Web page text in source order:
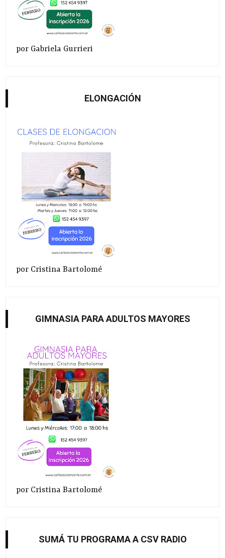
por Gabriela Gurrieri
ELONGACIÓN
por Cristina Bartolomé
GIMNASIA PARA ADULTOS MAYORES
por Cristina Bartolomé
SUMÁ TU PROGRAMA A CSV RADIO